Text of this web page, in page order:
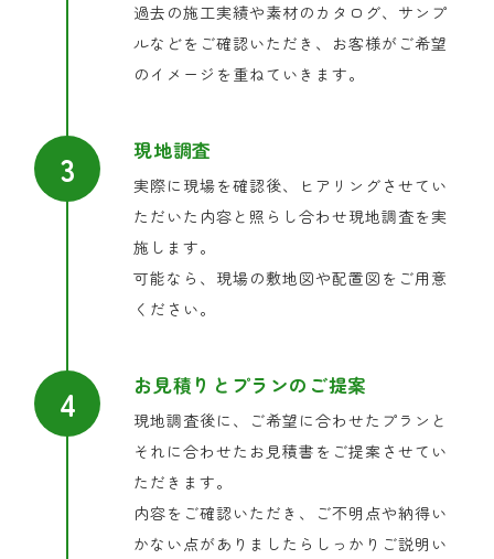
過去の施工実績や素材のカタログ、サンプ
ルなどをご確認いただき、お客様がご希望
のイメージを重ねていきます。
現地調査
実際に現場を確認後、ヒアリングさせてい
ただいた内容と照らし合わせ現地調査を実
施します。
可能なら、現場の敷地図や配置図をご用意
ください。
お見積りとプランのご提案
現地調査後に、ご希望に合わせたプランと
それに合わせたお見積書をご提案させてい
ただきます。
内容をご確認いただき、ご不明点や納得い
かない点がありましたらしっかりご説明い